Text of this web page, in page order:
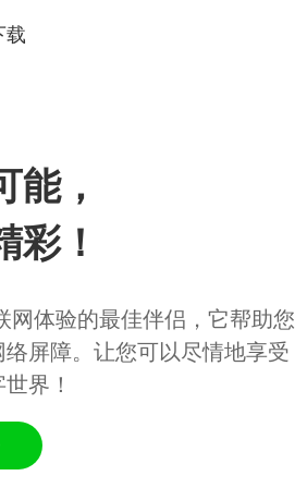
载
能，
彩！
网体验的最佳伴侣，它帮助您
屏障。让您可以尽情地享受
界！